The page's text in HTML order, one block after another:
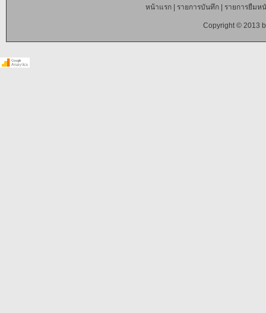
หน้าแรก| รายการบันทึก| รายการยืมห
Copyright © 2013